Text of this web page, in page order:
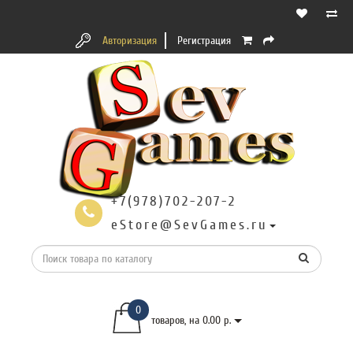
Авторизация Регистрация
+7(978)702-207-2
eStore@SevGames.ru
0
товаров, на 0.00 р.